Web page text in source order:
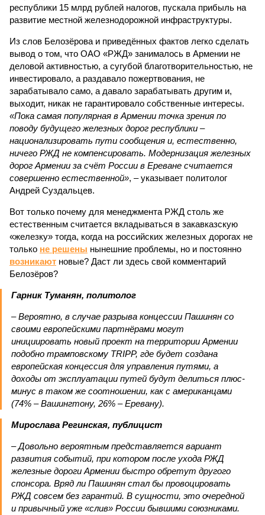
республики 15 млрд рублей налогов, пускала прибыль на
развитие местной железнодорожной инфраструктуры.
Из слов Белозёрова и приведённых фактов легко сделать
вывод о том, что ОАО «РЖД» занималось в Армении не
деловой активностью, а сугубой благотворительностью, не
инвестировало, а раздавало пожертвования, не
зарабатывало само, а давало зарабатывать другим и,
выходит, никак не гарантировало собственные интересы.
«Пока самая популярная в Армении точка зрения по
поводу будущего железных дорог рес­публики –
национализировать пути сообщения и, естественно,
ничего РЖД не компенсировать. Модернизация железных
дорог Армении за счёт России в Ереване считается
совершенно естественной», – указывает политолог
Андрей Суздальцев.
Вот только почему для менеджмента РЖД столь же
естественным считается вкладываться в закавказскую
«железку» тогда, когда на российских железных дорогах не
только не решены нынешние проблемы, но и постоянно
возникают новые? Даст ли здесь свой комментарий
Белозёров?
Гарник Туманян, политолог
– Вероятно, в случае разрыва концессии Пашинян со
своими европейскими партнёрами могут
инициировать новый проект на территории Армении
подобно трамповскому TRIPP, где будет создана
европейская концессия для управления путями, а
доходы от эксплуатации путей будут делиться плюс-
минус в таком же соотношении, как с американцами
(74% – Вашингтону, 26% – Еревану).
Мирослава Регинская, публицист
– Довольно вероятным представляется вариант
развития событий, при котором после ухода РЖД
железные дороги Армении быстро обретут другого
спонсора. Вряд ли Пашинян стал бы провоцировать
РЖД совсем без гарантий. В сущности, это очередной
и привычный уже «слив» России бывшими союзниками.